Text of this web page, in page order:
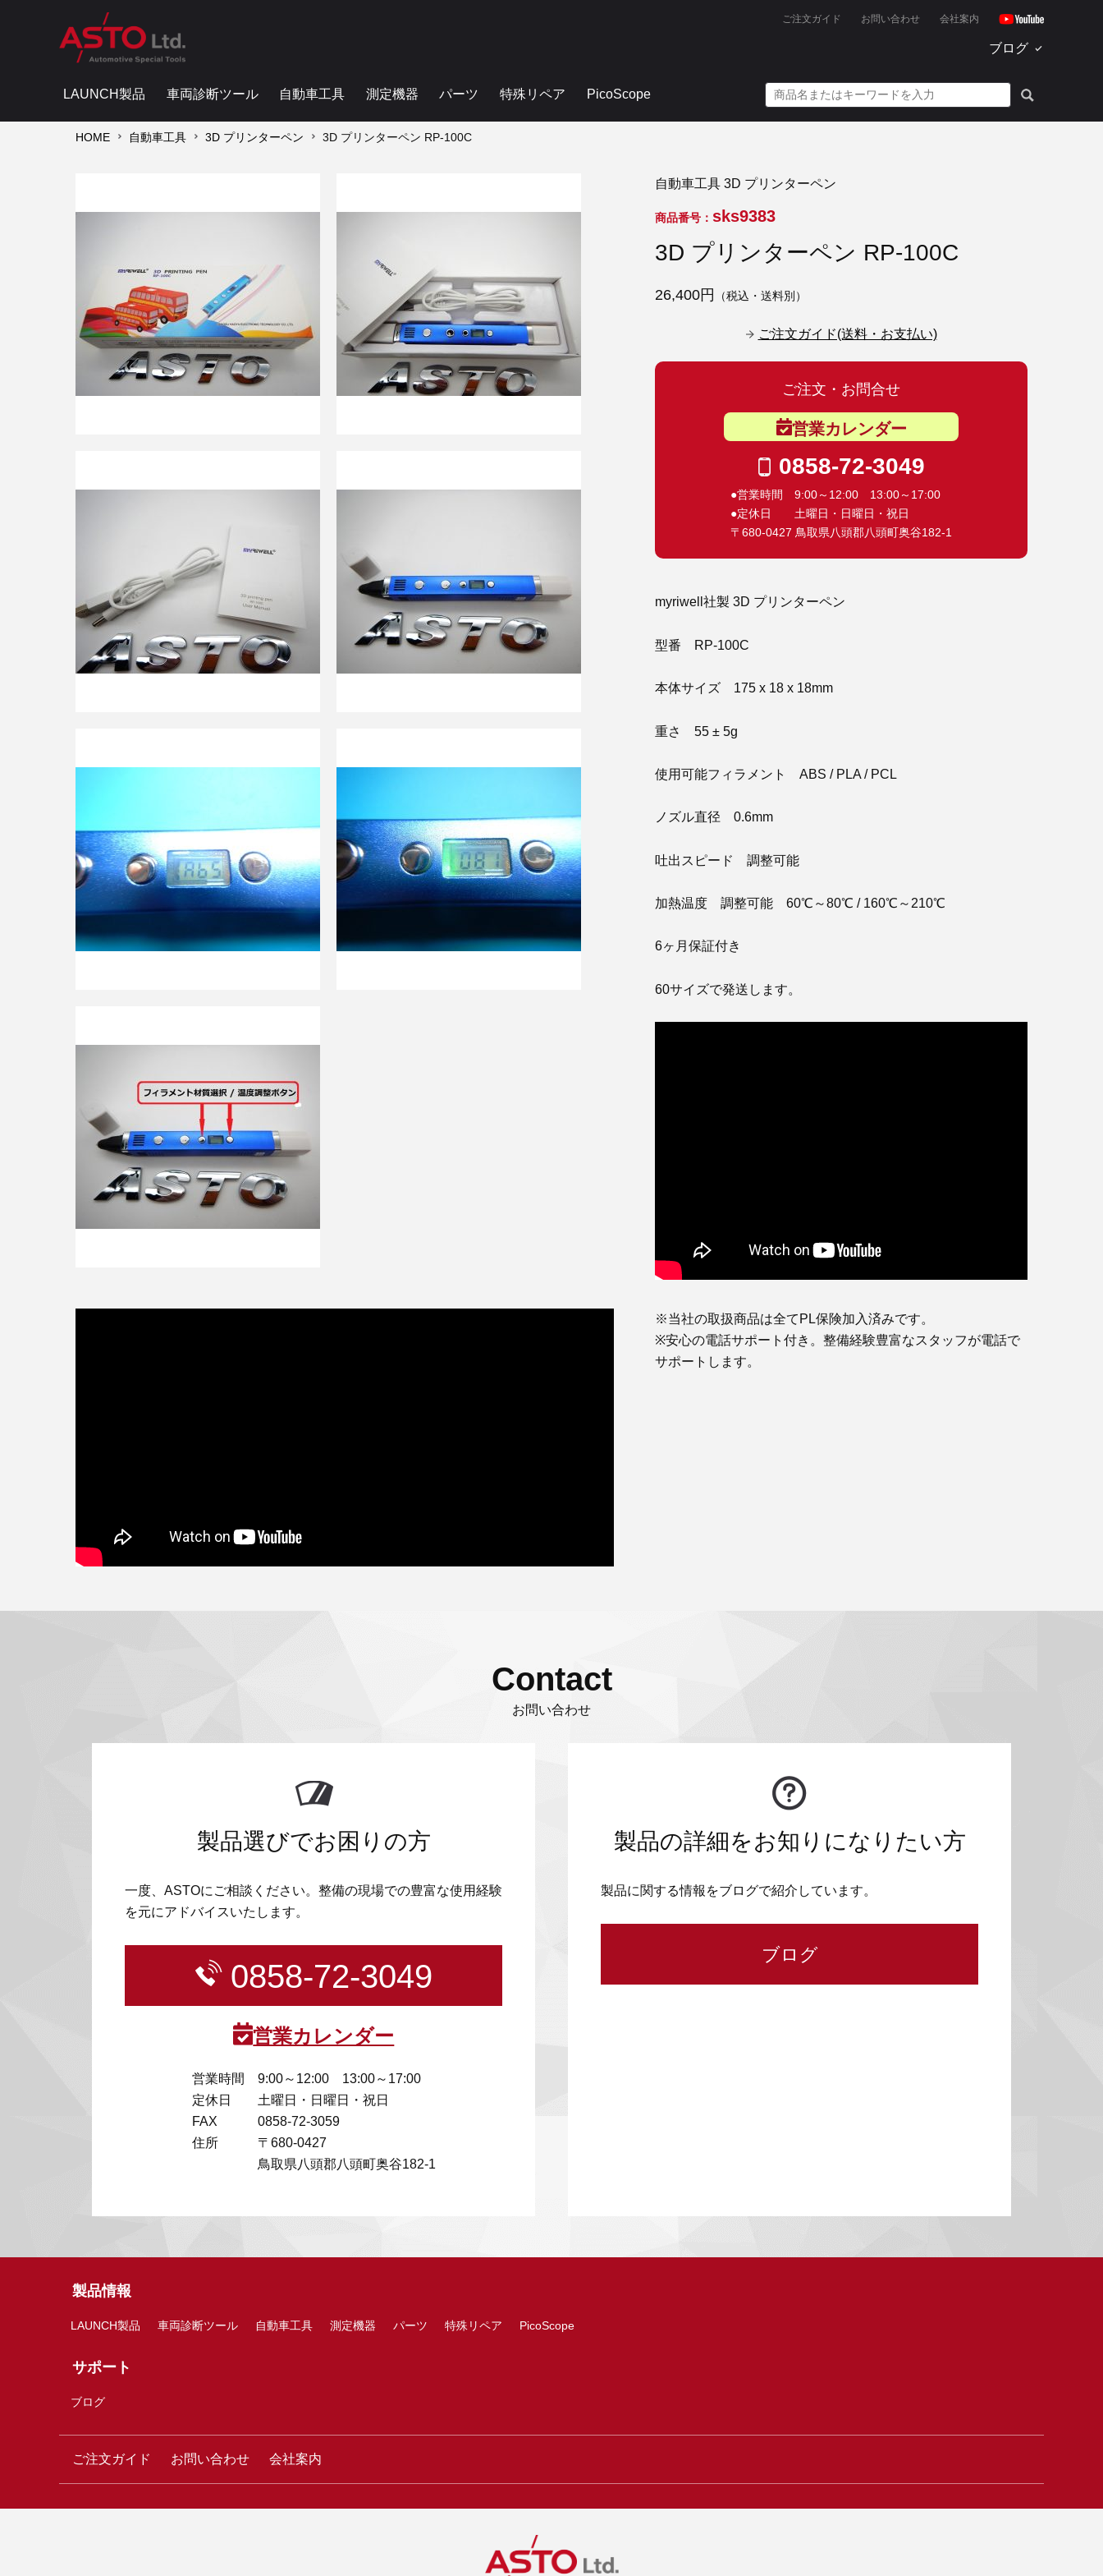
ご注文ガイド お問い合わせ 会社案内
ブログ
LAUNCH製品 車両診断ツール 自動車工具 測定機器 パーツ 特殊リペア PicoScope
HOME 自動車工具 3D プリンターペン 3D プリンターペン RP-100C
自動車工具 3D プリンターペン
商品番号： sks9383
3D プリンターペン RP-100C
26,400円 （税込・送料別）
ご注文ガイド(送料・お支払い)
ご注文・お問合せ
営業カレンダー
0858-72-3049
●営業時間 9:00～12:00 13:00～17:00
●定休日 土曜日・日曜日・祝日
〒680-0427 鳥取県八頭郡八頭町奥谷182-1
myriwell社製 3D プリンターペン
型番 RP-100C
本体サイズ 175 x 18 x 18mm
重さ 55 ± 5g
使用可能フィラメント ABS / PLA / PCL
ノズル直径 0.6mm
吐出スピード 調整可能
加熱温度 調整可能 60℃～80℃ / 160℃～210℃
6ヶ月保証付き
60サイズで発送します。
※当社の取扱商品は全てPL保険加入済みです。
※安心の電話サポート付き。整備経験豊富なスタッフが電話で
サポートします。
Contact
お問い合わせ
製品選びでお困りの方
一度、ASTOにご相談ください。整備の現場での豊富な使用経験
を元にアドバイスいたします。
0858-72-3049
営業カレンダー
営業時間
9:00～12:00 13:00～17:00
定休日
土曜日・日曜日・祝日
FAX
0858-72-3059
住所
〒680-0427
鳥取県八頭郡八頭町奥谷182-1
製品の詳細をお知りになりたい方
製品に関する情報をブログで紹介しています。
ブログ
製品情報
LAUNCH製品 車両診断ツール 自動車工具 測定機器 パーツ 特殊リペア PicoScope
サポート
ブログ
ご注文ガイド お問い合わせ 会社案内